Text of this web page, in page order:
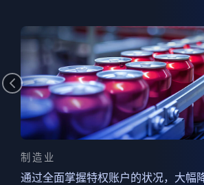
制造业
通过全面掌握特权账户的状况，大幅